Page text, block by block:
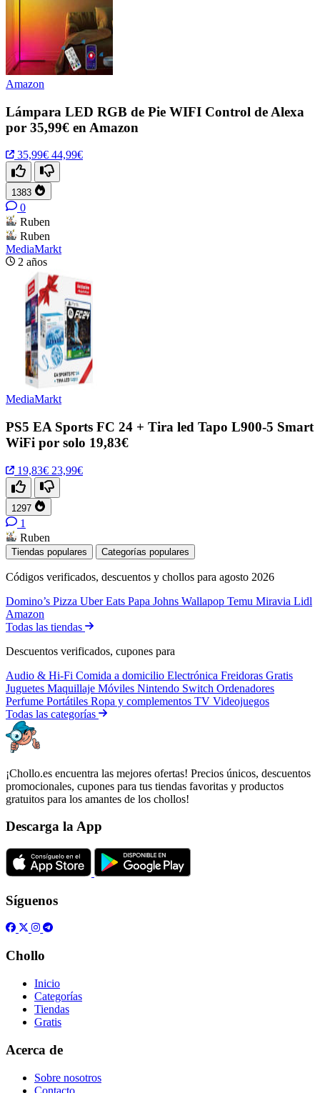
Amazon
Lámpara LED RGB de Pie WIFI Control de Alexa
por 35,99€ en Amazon
35,99€ 44,99€
1383
0
Ruben
Ruben
MediaMarkt
2 años
MediaMarkt
PS5 EA Sports FC 24 + Tira led Tapo L900-5 Smart
WiFi por solo 19,83€
19,83€ 23,99€
1297
1
Ruben
Tiendas populares Categorías populares
Códigos verificados, descuentos y chollos para agosto 2026
Domino’s Pizza Uber Eats Papa Johns Wallapop Temu Miravia Lidl
Amazon
Todas las tiendas
Descuentos verificados, cupones para
Audio & Hi-Fi Comida a domicilio Electrónica Freidoras Gratis
Juguetes Maquillaje Móviles Nintendo Switch Ordenadores
Perfume Portátiles Ropa y complementos TV Videojuegos
Todas las categorías
¡Chollo.es encuentra las mejores ofertas! Precios únicos, descuentos
promocionales, cupones para tus tiendas favoritas y productos
gratuitos para los amantes de los chollos!
Descarga la App
Síguenos
Chollo
Inicio
Categorías
Tiendas
Gratis
Acerca de
Sobre nosotros
Contacto